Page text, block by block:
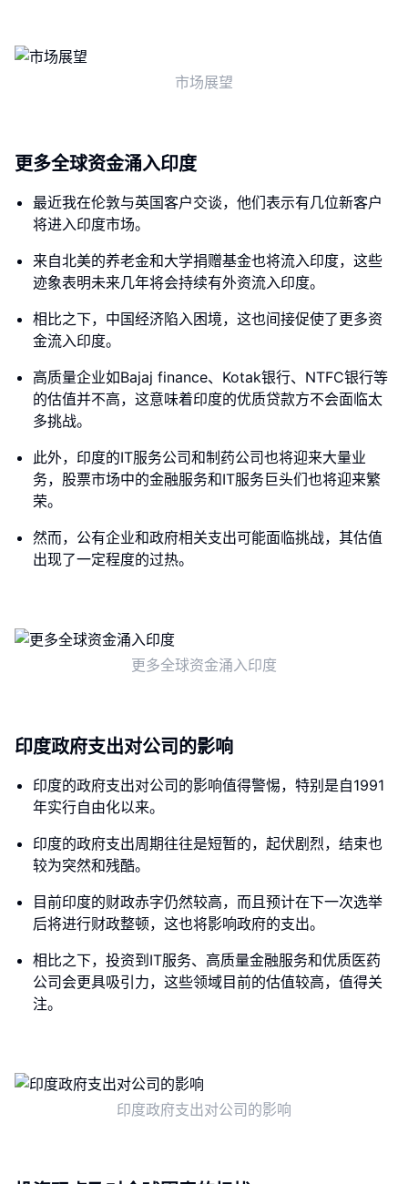
市场展望
更多全球资金涌入印度
最近我在伦敦与英国客户交谈，他们表示有几位新客户
将进入印度市场。
来自北美的养老金和大学捐赠基金也将流入印度，这些
迹象表明未来几年将会持续有外资流入印度。
相比之下，中国经济陷入困境，这也间接促使了更多资
金流入印度。
高质量企业如Bajaj finance、Kotak银行、NTFC银行等
的估值并不高，这意味着印度的优质贷款方不会面临太
多挑战。
此外，印度的IT服务公司和制药公司也将迎来大量业
务，股票市场中的金融服务和IT服务巨头们也将迎来繁
荣。
然而，公有企业和政府相关支出可能面临挑战，其估值
出现了一定程度的过热。
更多全球资金涌入印度
印度政府支出对公司的影响
印度的政府支出对公司的影响值得警惕，特别是自1991
年实行自由化以来。
印度的政府支出周期往往是短暂的，起伏剧烈，结束也
较为突然和残酷。
目前印度的财政赤字仍然较高，而且预计在下一次选举
后将进行财政整顿，这也将影响政府的支出。
相比之下，投资到IT服务、高质量金融服务和优质医药
公司会更具吸引力，这些领域目前的估值较高，值得关
注。
印度政府支出对公司的影响